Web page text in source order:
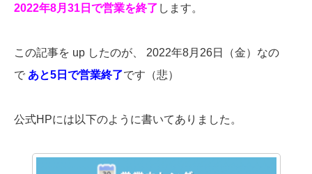
2022年8月31日で営業を終了 します。
この記事を up したのが、 2022年8月26日（金）なの
で あと5日で営業終了です（悲）
公式HPには以下のように書いてありました。